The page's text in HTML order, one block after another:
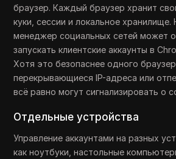
браузер. Каждый браузер хранит
куки, сессии и локальное хранилище.
менеджер социальных сетей может
запускать клиентские аккаунты в
Хотя это безопаснее одного
перекрывающиеся IP-адреса или
всё равно могут сигнализировать о
Отдельные устройства
Управление аккаунтами на разных
как ноутбуки, настольные